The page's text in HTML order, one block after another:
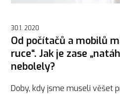
30.1. 2020
Od počítačů a mobilů
ruce“. Jak je zase
nebolely?
Doby, kdy jsme museli věšet